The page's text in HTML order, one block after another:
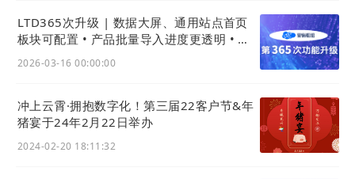
LTD365次升级 | 数据大屏、通用站点首页
板块可配置 • 产品批量导入进度更透明 • 安
2026-03-16 00:00:00
冲上云霄·拥抱数字化！第三届22客户节&年
猪宴于24年2月22日举办
2024-02-20 18:11:32